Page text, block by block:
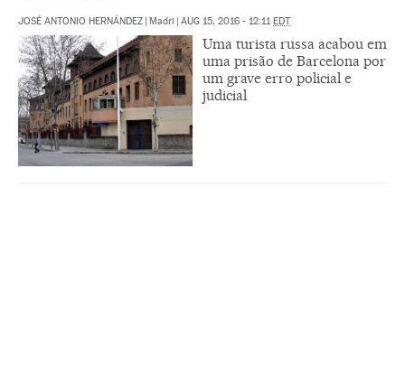
JOSÉ ANTONIO HERNÁNDEZ Madri AUG 15, 2016 - 12:11 EDT
Uma turista russa acabou em
uma prisão de Barcelona por
um grave erro policial e
judicial